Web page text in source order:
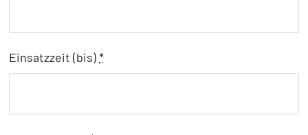
Einsatzzeit (bis)*